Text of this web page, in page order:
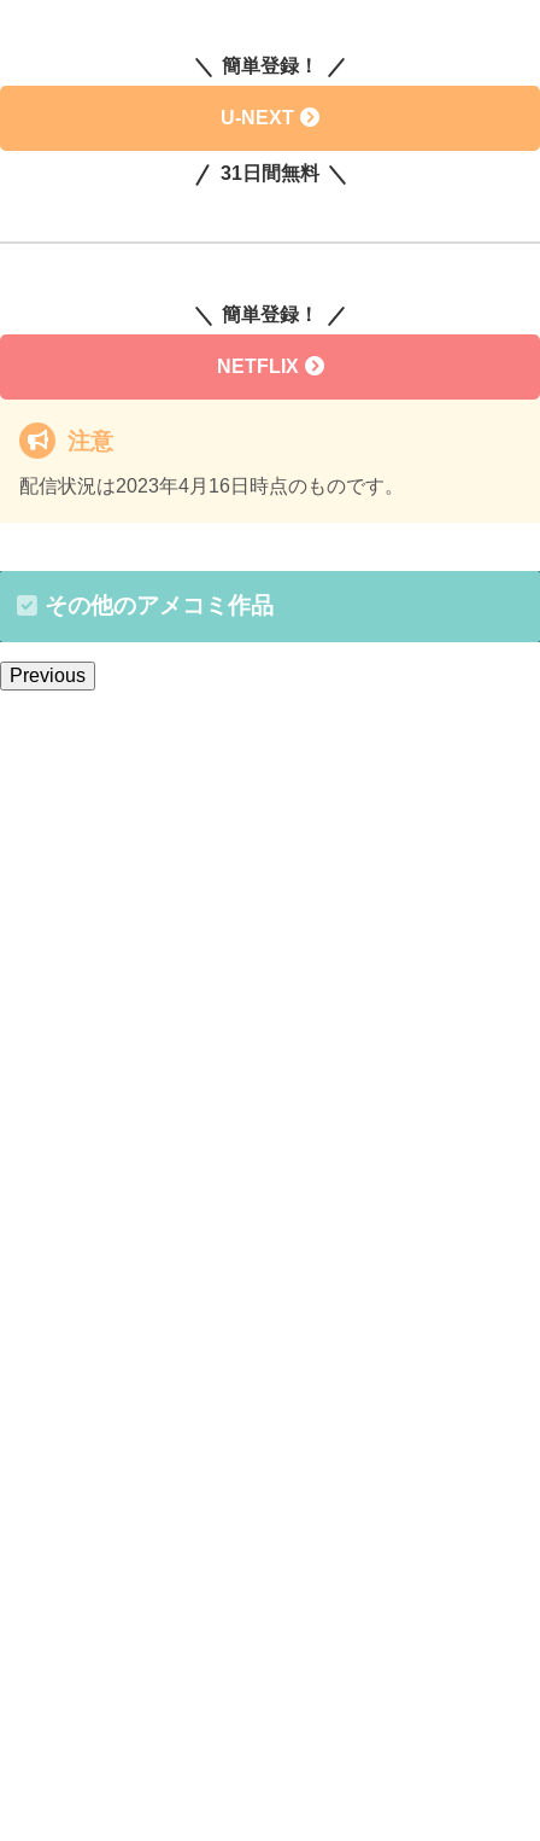
簡単登録！
U-NEXT
31日間無料
簡単登録！
NETFLIX
注意
配信状況は2023年4月16日時点のものです。
その他のアメコミ作品
Previous